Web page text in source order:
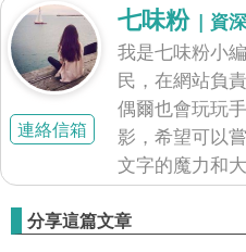
連絡信箱
七味粉 | 資
我是七味粉小
民，在網站負
偶爾也會玩玩
影，希望可以
文字的魔力和
分享這篇文章